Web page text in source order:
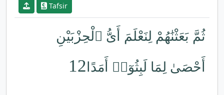
Tafsir
ثُمَّ بَعَثْنَٰهُمْ لِنَعْلَمَ أَىُّ ٱلْحِزْبَيْنِ
أَحْصَىٰ لِمَا لَبِثُوٓا۟ أَمَدًا 12